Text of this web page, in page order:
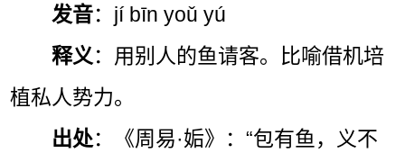
发音：jí bīn yoǔ yú
释义 ：用别人的鱼请客。比喻借机培
植私人势力。
出处：《周易·姤》：“包有鱼，义不